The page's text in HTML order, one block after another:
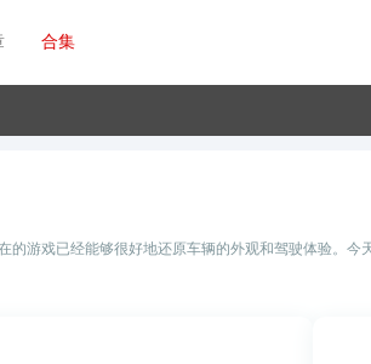
合集
游戏已经能够很好地还原车辆的外观和驾驶体验。